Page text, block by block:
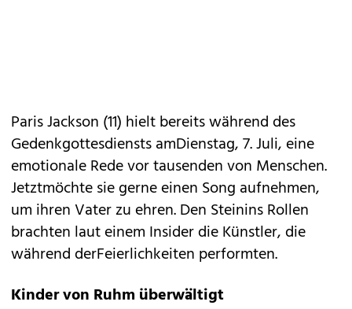
Paris Jackson (11) hielt bereits während des
Gedenkgottesdiensts amDienstag, 7. Juli, eine
emotionale Rede vor tausenden von Menschen.
Jetztmöchte sie gerne einen Song aufnehmen,
um ihren Vater zu ehren. Den Steinins Rollen
brachten laut einem Insider die Künstler, die
während derFeierlichkeiten performten.
Kinder von Ruhm überwältigt